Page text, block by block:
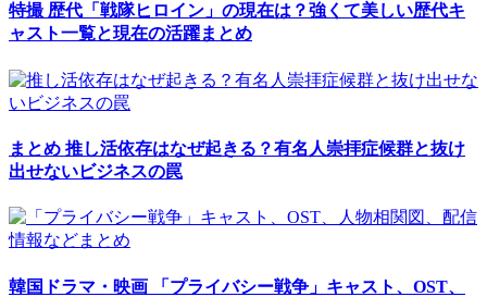
特撮 歴代「戦隊ヒロイン」の現在は？強くて美しい歴代キ
ャスト一覧と現在の活躍まとめ
まとめ 推し活依存はなぜ起きる？有名人崇拝症候群と抜け
出せないビジネスの罠
韓国ドラマ・映画 「プライバシー戦争」キャスト、OST、